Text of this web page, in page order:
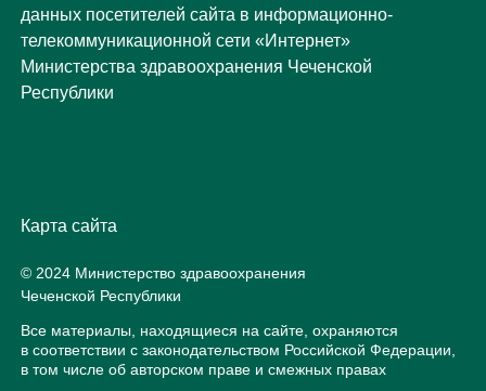
Карта сайта
данных посетителей сайта в информационно-
телекоммуникационной сети «Интернет»
Министерства здравоохранения Чеченской
Республики
Все материалы, находящиеся на сайте, охраняются
в соответствии с законодательством Российской Федерации,
в том числе об авторском праве и смежных правах
© 2024 Министерство здравоохранения
Чеченской Республики